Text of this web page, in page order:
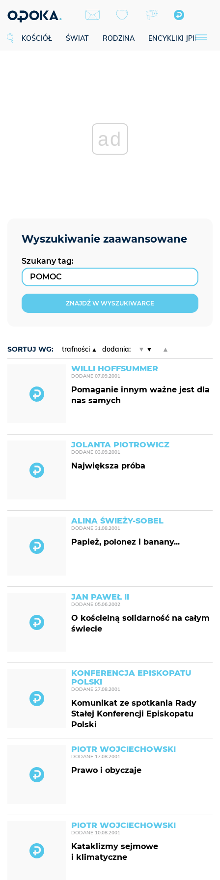
KOŚCIÓŁ ŚWIAT RODZINA ENCYKLIKI JPII
ad
Szukany tag:
ZNAJDŹ W WYSZUKIWARCE
SORTUJ WG: trafności dodania: ▼ ▲
WILLI HOFFSUMMER
DODANE 07.09.2001
Pomaganie innym ważne jest dla
nas samych
JOLANTA PIOTROWICZ
DODANE 03.09.2001
Największa próba
ALINA ŚWIEŻY-SOBEL
DODANE 31.08.2001
Papież, polonez i banany...
JAN PAWEŁ II
DODANE 05.06.2002
O kościelną solidarność na całym
świecie
KONFERENCJA EPISKOPATU
POLSKI
DODANE 27.08.2001
Komunikat ze spotkania Rady
Stałej Konferencji Episkopatu
Polski
PIOTR WOJCIECHOWSKI
DODANE 17.08.2001
Prawo i obyczaje
PIOTR WOJCIECHOWSKI
DODANE 10.08.2001
Kataklizmy sejmowe
i klimatyczne